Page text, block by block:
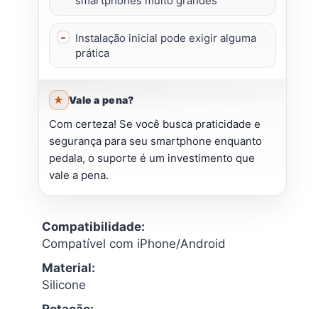
Instalação inicial pode exigir alguma
prática
Vale a pena?
Com certeza! Se você busca praticidade e
segurança para seu smartphone enquanto
pedala, o suporte é um investimento que
vale a pena.
Compatibilidade:
Compatível com iPhone/Android
Material:
Silicone